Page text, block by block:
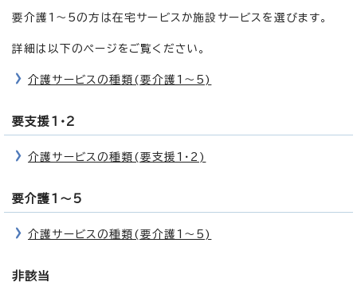
要介護1～5の方は在宅サービスか施設サービスを選びます。
詳細は以下のページをご覧ください。
介護サービスの種類(要介護1～5)
要支援1・2
介護サービスの種類(要支援1・2)
要介護1～5
介護サービスの種類(要介護1～5)
非該当